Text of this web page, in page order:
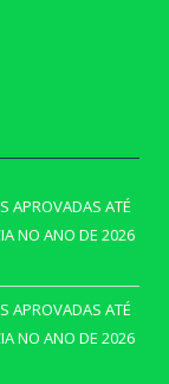
APROVADAS ATÉ
NO ANO DE 2026
APROVADAS ATÉ
NO ANO DE 2026